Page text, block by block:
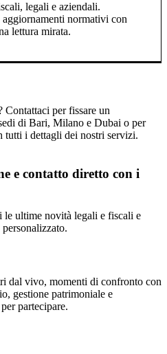
legali e aziendali.
normativi con
lettura mirata.
Contattaci per fissare un
di Bari, Milano e Dubai o per
i dettagli dei nostri servizi.
e contatto diretto con i
le ultime novità legali e fiscali e
dal vivo, momenti di confronto con
gestione patrimoniale e
partecipare.